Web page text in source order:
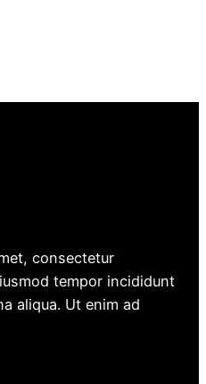
consectetur
tempor incididunt
aliqua. Ut enim ad